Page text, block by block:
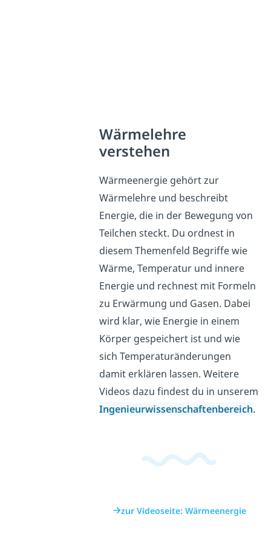
Wärmelehre
verstehen
Wärmeenergie gehört zur
Wärmelehre und beschreibt
Energie, die in der Bewegung von
Teilchen steckt. Du ordnest in
diesem Themenfeld Begriffe wie
Wärme, Temperatur und innere
Energie und rechnest mit Formeln
zu Erwärmung und Gasen. Dabei
wird klar, wie Energie in einem
Körper gespeichert ist und wie
sich Temperaturänderungen
damit erklären lassen. Weitere
Videos dazu findest du in unserem
Ingenieurwissenschaftenbereich.
zur Videoseite: Wärmeenergie